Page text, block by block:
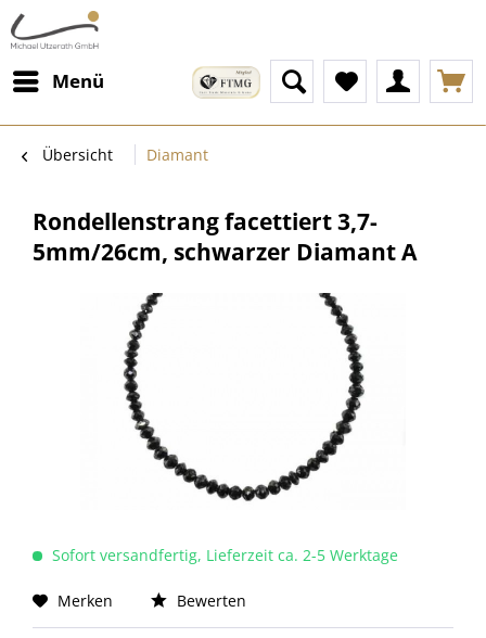
Menü
Übersicht Diamant
Rondellenstrang facettiert 3,7-
5mm/26cm, schwarzer Diamant A
Sofort versandfertig, Lieferzeit ca. 2-5 Werktage
Merken Bewerten